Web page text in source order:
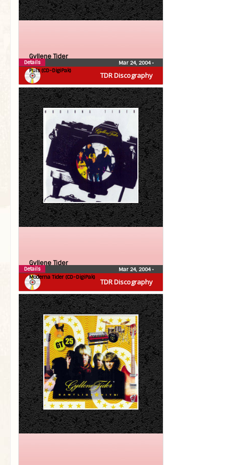
TDR Discography
Gyllene Tider
Puls (CD-DigiPak)
Mar 24, 2004•
Details
TDR Discography
Gyllene Tider
Moderna Tider (CD-DigiPak)
Mar 24, 2004•
Details